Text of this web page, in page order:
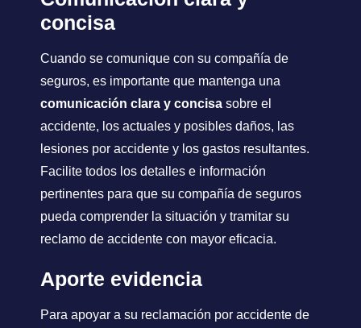
concisa
Cuando se comunique con su compañía de
seguros, es importante que mantenga una
comunicación clara y concisa sobre el
accidente, los actuales y posibles daños, las
lesiones por accidente y los gastos resultantes.
Facilite todos los detalles e información
pertinentes para que su compañía de seguros
pueda comprender la situación y tramitar su
reclamo de accidente con mayor eficacia.
Aporte evidencia
Para apoyar a su reclamación por accidente de